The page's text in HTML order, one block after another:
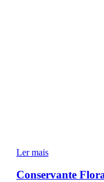
Ler mais
Conservante